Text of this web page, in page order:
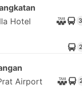
Hotel
Airport